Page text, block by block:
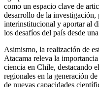
como un espacio clave de
desarrollo de la
interinstitucional y aportar al
los desafíos del país desde
Asimismo, la realización de
Atacama releva la
ciencia en Chile, destacando
regionales en la generación
de nuevas capacidades